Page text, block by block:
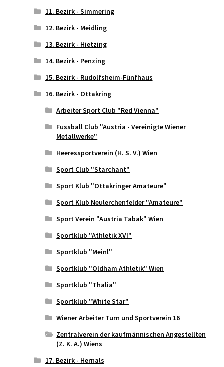
11. Bezirk - Simmering
12. Bezirk - Meidling
13. Bezirk - Hietzing
14. Bezirk - Penzing
15. Bezirk - Rudolfsheim-Fünfhaus
16. Bezirk - Ottakring
Arbeiter Sport Club "Red Vienna"
Fussball Club "Austria - Vereinigte Wiener
Metallwerke"
Heeressportverein (H. S. V.) Wien
Sport Club "Starchant"
Sport Klub "Ottakringer Amateure"
Sport Klub Neulerchenfelder "Amateure"
Sport Verein "Austria Tabak" Wien
Sportklub "Athletik XVI"
Sportklub "Meinl"
Sportklub "Oldham Athletik" Wien
Sportklub "Thalia"
Sportklub "White Star"
Wiener Arbeiter Turn und Sportverein 16
Zentralverein der kaufmännischen Angestellten
(Z. K. A.) Wiens
17. Bezirk - Hernals